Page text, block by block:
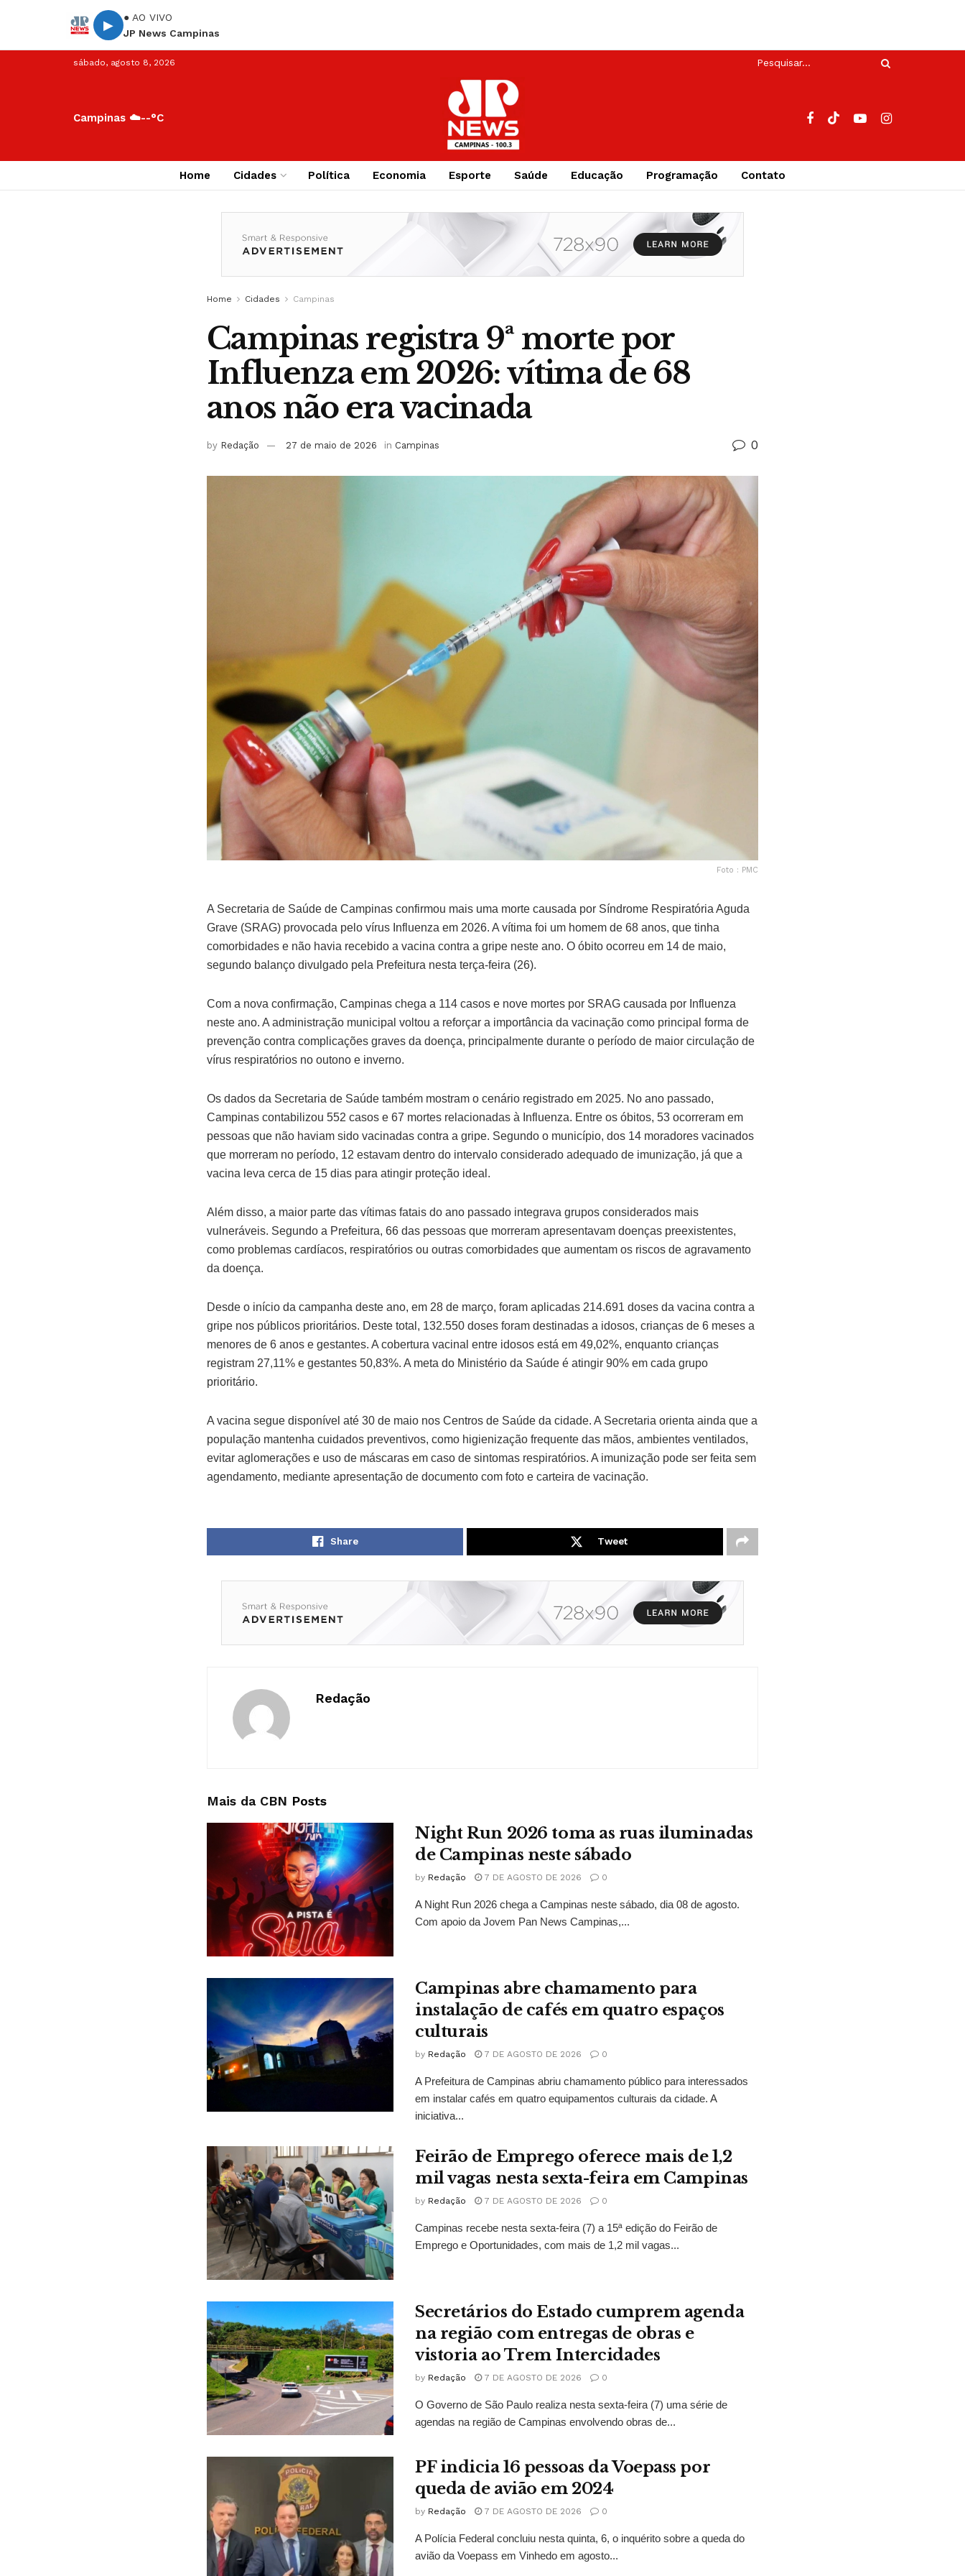
▶
● AO VIVO
JP News Campinas
sábado, agosto 8, 2026
Campinas ☁️--°C
Home Cidades Política Economia Esporte Saúde Educação Programação Contato
Home Cidades Campinas
Campinas registra 9ª morte por
Influenza em 2026: vítima de 68
anos não era vacinada
by Redação 27 de maio de 2026 in Campinas 0
Foto : PMC
A Secretaria de Saúde de Campinas confirmou mais uma morte causada por Síndrome Respiratória Aguda
Grave (SRAG) provocada pelo vírus Influenza em 2026. A vítima foi um homem de 68 anos, que tinha
comorbidades e não havia recebido a vacina contra a gripe neste ano. O óbito ocorreu em 14 de maio,
segundo balanço divulgado pela Prefeitura nesta terça-feira (26).
Com a nova confirmação, Campinas chega a 114 casos e nove mortes por SRAG causada por Influenza
neste ano. A administração municipal voltou a reforçar a importância da vacinação como principal forma de
prevenção contra complicações graves da doença, principalmente durante o período de maior circulação de
vírus respiratórios no outono e inverno.
Os dados da Secretaria de Saúde também mostram o cenário registrado em 2025. No ano passado,
Campinas contabilizou 552 casos e 67 mortes relacionadas à Influenza. Entre os óbitos, 53 ocorreram em
pessoas que não haviam sido vacinadas contra a gripe. Segundo o município, dos 14 moradores vacinados
que morreram no período, 12 estavam dentro do intervalo considerado adequado de imunização, já que a
vacina leva cerca de 15 dias para atingir proteção ideal.
Além disso, a maior parte das vítimas fatais do ano passado integrava grupos considerados mais
vulneráveis. Segundo a Prefeitura, 66 das pessoas que morreram apresentavam doenças preexistentes,
como problemas cardíacos, respiratórios ou outras comorbidades que aumentam os riscos de agravamento
da doença.
Desde o início da campanha deste ano, em 28 de março, foram aplicadas 214.691 doses da vacina contra a
gripe nos públicos prioritários. Deste total, 132.550 doses foram destinadas a idosos, crianças de 6 meses a
menores de 6 anos e gestantes. A cobertura vacinal entre idosos está em 49,02%, enquanto crianças
registram 27,11% e gestantes 50,83%. A meta do Ministério da Saúde é atingir 90% em cada grupo
prioritário.
A vacina segue disponível até 30 de maio nos Centros de Saúde da cidade. A Secretaria orienta ainda que a
população mantenha cuidados preventivos, como higienização frequente das mãos, ambientes ventilados,
evitar aglomerações e uso de máscaras em caso de sintomas respiratórios. A imunização pode ser feita sem
agendamento, mediante apresentação de documento com foto e carteira de vacinação.
Share Tweet
Redação
Mais da CBN Posts
Night Run 2026 toma as ruas iluminadas
de Campinas neste sábado
by Redação 7 DE AGOSTO DE 2026 0
A Night Run 2026 chega a Campinas neste sábado, dia 08 de agosto.
Com apoio da Jovem Pan News Campinas,...
Campinas abre chamamento para
instalação de cafés em quatro espaços
culturais
by Redação 7 DE AGOSTO DE 2026 0
A Prefeitura de Campinas abriu chamamento público para interessados
em instalar cafés em quatro equipamentos culturais da cidade. A
iniciativa...
Feirão de Emprego oferece mais de 1,2
mil vagas nesta sexta-feira em Campinas
by Redação 7 DE AGOSTO DE 2026 0
Campinas recebe nesta sexta-feira (7) a 15ª edição do Feirão de
Emprego e Oportunidades, com mais de 1,2 mil vagas...
Secretários do Estado cumprem agenda
na região com entregas de obras e
vistoria ao Trem Intercidades
by Redação 7 DE AGOSTO DE 2026 0
O Governo de São Paulo realiza nesta sexta-feira (7) uma série de
agendas na região de Campinas envolvendo obras de...
PF indicia 16 pessoas da Voepass por
queda de avião em 2024
by Redação 7 DE AGOSTO DE 2026 0
A Polícia Federal concluiu nesta quinta, 6, o inquérito sobre a queda do
avião da Voepass em Vinhedo em agosto...